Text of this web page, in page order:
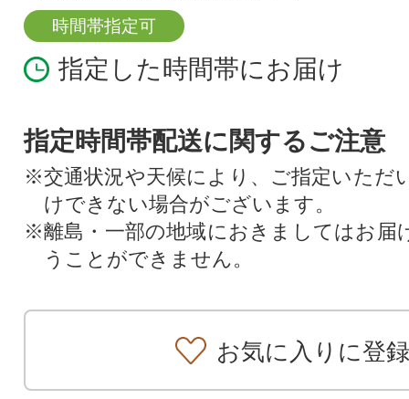
時間帯指定可
指定した時間帯にお届け
指定時間帯配送に関するご注意
※交通状況や天候により、ご指定いただ
けできない場合がございます。
※離島・一部の地域におきましてはお届
うことができません。
お気に入りに登録